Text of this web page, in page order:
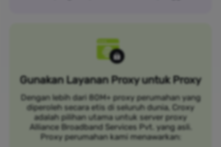
Gunakan Layanan Proxy untuk Proxy
Dengan lebih dari 80M+ proxy perumahan yang
diperoleh secara etis di seluruh dunia, Croxy
adalah pilihan utama untuk server proxy
Alliance Broadband Services Pvt. yang asli.
Proxy perumahan kami menawarkan: